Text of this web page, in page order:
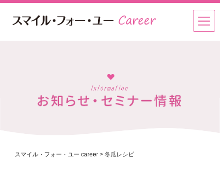
スマイル・フォー・ユー career > 冬瓜レシピ